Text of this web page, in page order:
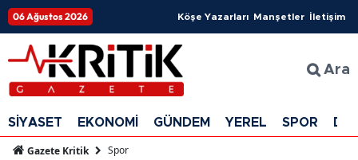
06 Ağustos 2026 Köşe Yazarları Manşetler İletişim
Ara
SİYASET EKONOMİ GÜNDEM YEREL SPOR
Gazete Kritik Spor